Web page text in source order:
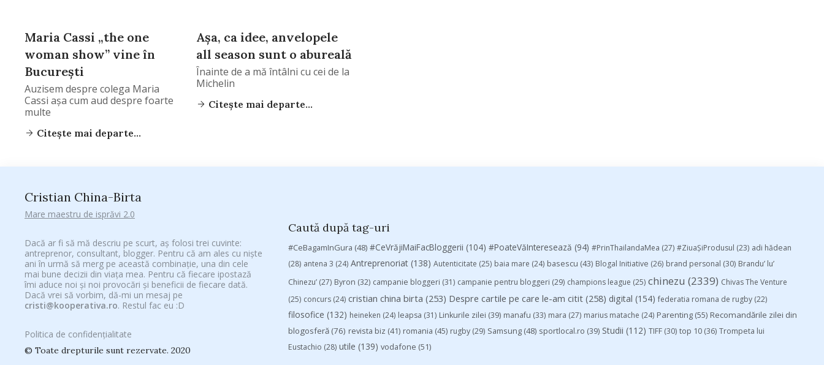
Maria Cassi „the one
woman show” vine în
Bucureşti
Auzisem despre colega Maria
Cassi aşa cum aud despre foarte
multe
Citește mai departe...
Aşa, ca idee, anvelopele
all season sunt o abureală
Înainte de a mă întâlni cu cei de la
Michelin
Citește mai departe...
Cristian China-Birta
Mare maestru de isprăvi 2.0
Dacă ar fi să mă descriu pe scurt, aș folosi trei cuvinte:
antreprenor, consultant, blogger. Pentru că am ales cu niște
ani în urmă să merg pe această combinație, una din cele
mai bune decizii din viața mea. Pentru că fiecare ipostază
îmi aduce noi și noi provocări și beneficii de fiecare dată.
Dacă vrei să vorbim, dă-mi un mesaj pe
cristi@kooperativa.ro. Restul fac eu :D
Politica de confidențialitate
© Toate drepturile sunt rezervate. 2020
Caută după tag-uri
#CeBagamInGura (48) #CeVrăjiMaiFacBloggerii (104) #PoateVăInteresează (94) #PrinThailandaMea (27) #ZiuaȘiProdusul (23) adi hădean
(28) antena 3 (24) Antreprenoriat (138) Autenticitate (25) baia mare (24) basescu (43) Blogal Initiative (26) brand personal (30) Brandu’ lu’
Chinezu’ (27) Byron (32) campanie bloggeri (31) campanie pentru bloggeri (29) champions league (25) chinezu (2339) Chivas The Venture
(25) concurs (24) cristian china birta (253) Despre cartile pe care le-am citit (258) digital (154) federatia romana de rugby (22)
filosofice (132) heineken (24) leapsa (31) Linkurile zilei (39) manafu (33) mara (27) marius matache (24) Parenting (55) Recomandările zilei din
blogosferă (76) revista biz (41) romania (45) rugby (29) Samsung (48) sportlocal.ro (39) Studii (112) TIFF (30) top 10 (36) Trompeta lui
Eustachio (28) utile (139) vodafone (51)